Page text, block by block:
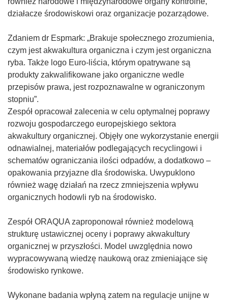
działacze środowiskowi oraz organizacje pozarządowe.
Zdaniem dr Espmark: „Brakuje społecznego zrozumienia,
czym jest akwakultura organiczna i czym jest organiczna
ryba. Także logo Euro-liścia, którym opatrywane są
produkty zakwalifikowane jako organiczne wedle
przepisów prawa, jest rozpoznawalne w ograniczonym
stopniu”.
Zespół opracował zalecenia w celu optymalnej poprawy
rozwoju gospodarczego europejskiego sektora
akwakultury organicznej. Objęły one wykorzystanie energii
odnawialnej, materiałów podlegających recyclingowi i
schematów ograniczania ilości odpadów, a dodatkowo –
opakowania przyjazne dla środowiska. Uwypuklono
również wagę działań na rzecz zmniejszenia wpływu
organicznych hodowli ryb na środowisko.
Zespół ORAQUA zaproponował również modelową
strukturę ustawicznej oceny i poprawy akwakultury
organicznej w przyszłości. Model uwzględnia nowo
wypracowywaną wiedzę naukową oraz zmieniające się
środowisko rynkowe.
Wykonane badania wpłyną zatem na regulacje unijne w